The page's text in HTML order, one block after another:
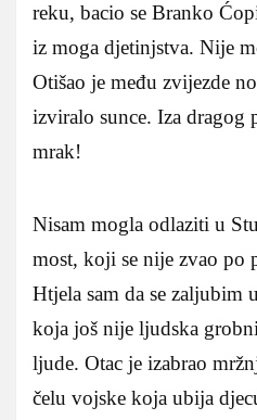
reku, bacio se Branko
iz moga djetinjstva. Nije
Otišao je među zvijezde
izviralo sunce. Iza dragog
mrak!
Nisam mogla odlaziti u
most, koji se nije zvao po
Htjela sam da se zaljubim
koja još nije ljudska
ljude. Otac je izabrao
čelu vojske koja ubija